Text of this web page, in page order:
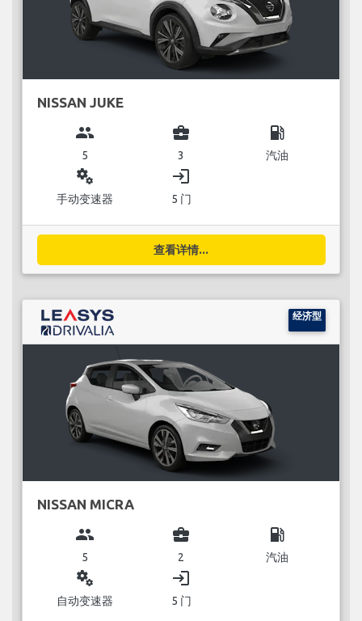
NISSAN JUKE
group
5
business_center
3
local_gas_station
汽油
miscellaneous_services
手动变速器
login
5 门
查看详情...
经济型
NISSAN MICRA
group
5
business_center
2
local_gas_station
汽油
miscellaneous_services
自动变速器
login
5 门